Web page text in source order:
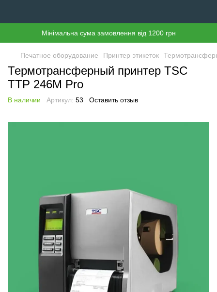
Мінімальна сума замовлення від 1200 грн
Печатное оборудование Принтер этикеток
Термотрансферный принтер TSC
TTP 246M Pro
В наличии Артикул: 53 Оставить отзыв